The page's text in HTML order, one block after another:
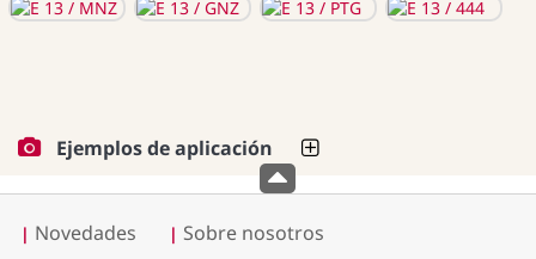
Ejemplos de aplicación
| Novedades | Sobre nosotros